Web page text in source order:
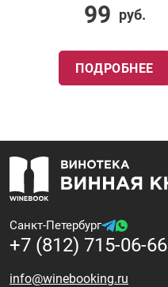
99 руб.
ПОДРОБНЕЕ
Санкт-Петербург
+7 (812) 715-06-66
info@winebooking.ru